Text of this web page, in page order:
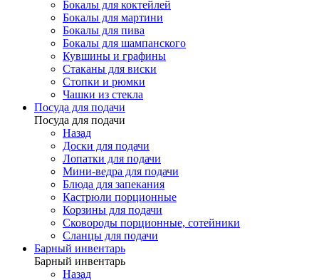
Бокалы для коктейлей
Бокалы для мартини
Бокалы для пива
Бокалы для шампанского
Кувшины и графины
Стаканы для виски
Стопки и рюмки
Чашки из стекла
Посуда для подачи
Посуда для подачи
Назад
Доски для подачи
Лопатки для подачи
Мини-ведра для подачи
Блюда для запекания
Кастрюли порционные
Корзины для подачи
Сковороды порционные, сотейники
Сланцы для подачи
Барный инвентарь
Барный инвентарь
Назад